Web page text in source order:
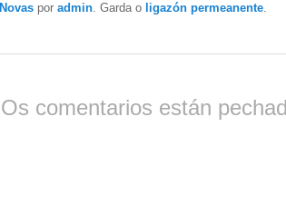
Novas por admin. Garda o ligazón permeanente.
Os comentarios están